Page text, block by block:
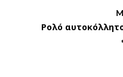
Ρολό